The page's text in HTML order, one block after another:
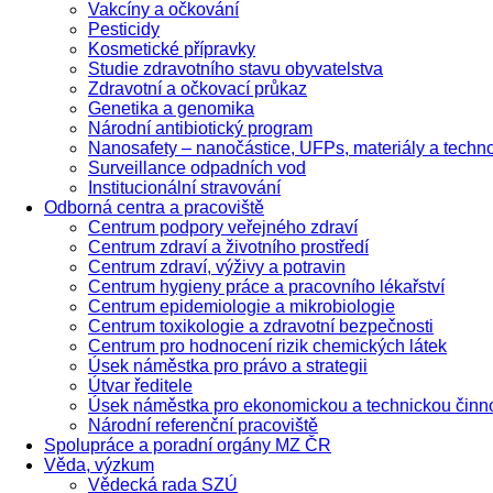
Vakcíny a očkování
Pesticidy
Kosmetické přípravky
Studie zdravotního stavu obyvatelstva
Zdravotní a očkovací průkaz
Genetika a genomika
Národní antibiotický program
Nanosafety – nanočástice, UFPs, materiály a
Surveillance odpadních vod
Institucionální stravování
Odborná centra a pracoviště
Centrum podpory veřejného zdraví
Centrum zdraví a životního prostředí
Centrum zdraví, výživy a potravin
Centrum hygieny práce a pracovního lékařství
Centrum epidemiologie a mikrobiologie
Centrum toxikologie a zdravotní bezpečnosti
Centrum pro hodnocení rizik chemických látek
Úsek náměstka pro právo a strategii
Útvar ředitele
Úsek náměstka pro ekonomickou a technickou
Národní referenční pracoviště
Spolupráce a poradní orgány MZ ČR
Věda, výzkum
Vědecká rada SZÚ